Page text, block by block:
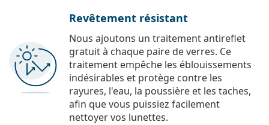
Revêtement résistant
Nous ajoutons un traitement antireflet
gratuit à chaque paire de verres. Ce
traitement empêche les éblouissements
indésirables et protège contre les
rayures, l'eau, la poussière et les taches,
afin que vous puissiez facilement
nettoyer vos lunettes.